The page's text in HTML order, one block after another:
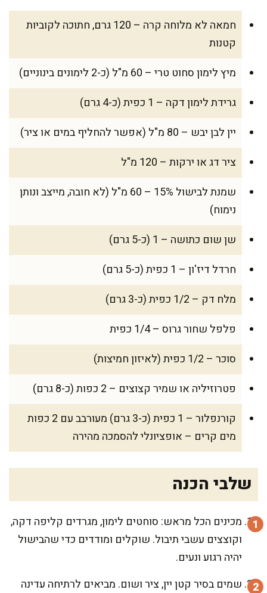
חמאה לא מלוחה קרה – 120 גרם, חתוכה לקוביות
קטנות
מיץ לימון סחוט טרי – 60 מ"ל (כ-2 לימונים בינוניים)
גרידת לימון דקה – 1 כפית (כ-4 גרם)
יין לבן יבש – 80 מ"ל (אפשר להחליף במים או ציר)
ציר דג או ירקות – 120 מ"ל
שמנת לבישול 15% – 60 מ"ל (לא חובה, מייצב ונותן
נימוח)
שן שום כתושה – 1 (כ-5 גרם)
חרדל דיז'ון – 1 כפית (כ-5 גרם)
מלח דק – 1/2 כפית (כ-3 גרם)
פלפל שחור גרוס – 1/4 כפית
סוכר – 1/2 כפית (לאיזון חמיצות)
פטרוזיליה או שמיר קצוצים – 2 כפות (כ-8 גרם)
קורנפלור – 1 כפית (כ-3 גרם) מעורבב עם 2 כפות
מים קרים – אופציונלי להסמכה מהירה
שלבי הכנה
מכינים הכל מראש: סוחטים לימון, מגרדים קליפה דקה,
וקוצצים עשבי תיבול. שוקלים ומודדים כדי שהבישול
יהיה רגוע ונעים.
שמים בסיר קטן יין, ציר ושום. מביאים לרתיחה עדינה